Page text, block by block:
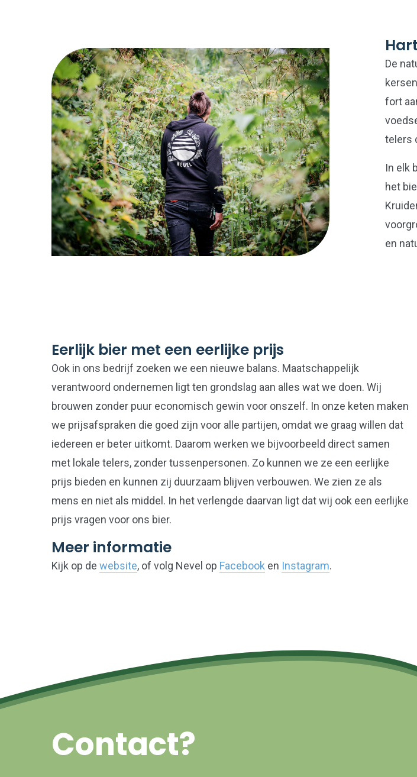
De
fort
telers
In elk
het
en
Eerlijk bier met een eerlijke prijs
Ook in ons bedrijf zoeken we een nieuwe balans. Maatschappelijk
verantwoord ondernemen ligt ten grondslag aan alles wat we doen. Wij
brouwen zonder puur economisch gewin voor onszelf. In onze keten maken
we prijsafspraken die goed zijn voor alle partijen, omdat we graag willen dat
iedereen er beter uitkomt. Daarom werken we bijvoorbeeld direct samen
met lokale telers, zonder tussenpersonen. Zo kunnen we ze een eerlijke
prijs bieden en kunnen zij duurzaam blijven verbouwen. We zien ze als
mens en niet als middel. In het verlengde daarvan ligt dat wij ook een eerlijke
prijs vragen voor ons bier.
Meer informatie
Kijk op de website, of volg Nevel op Facebook en Instagram.
Contact?